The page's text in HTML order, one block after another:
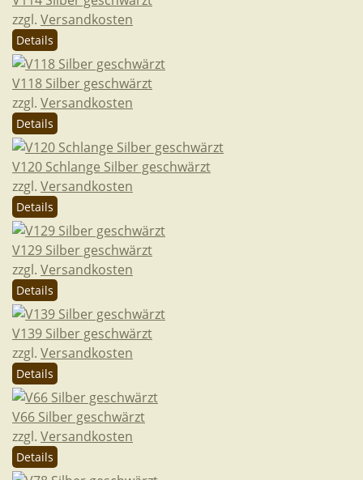
zzgl. Versandkosten
Details
V118 Silber geschwärzt
zzgl. Versandkosten
Details
V120 Schlange Silber geschwärzt
zzgl. Versandkosten
Details
V129 Silber geschwärzt
zzgl. Versandkosten
Details
V139 Silber geschwärzt
zzgl. Versandkosten
Details
V66 Silber geschwärzt
zzgl. Versandkosten
Details